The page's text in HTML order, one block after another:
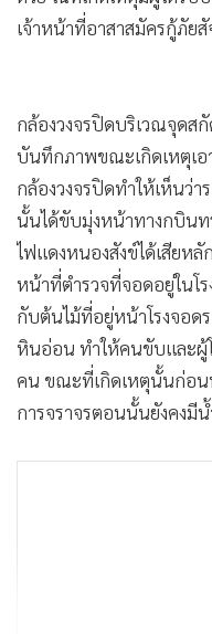
เจ้าหน้าที่อาสาสมัครกู้ภัย
กล้องวงจรปิดบริเวณจุดส
บันทึกภาพขณะเกิดเหตุเอ
กล้องวงจรปิดทำให้เห็นว่
นั้นได้ขับมุ่งหน้าทางกบิน
ไฟแดงหนองสังข์ได้เสียห
หน้าที่ตำรวจที่จอดอยู่ในโ
กับต้นไม้ที่อยู่หน้าโรงจอด
หินอ่อน ทำให้คนขับและผู้
คน ขณะที่เกิดเหตุนั้นก่อ
การจราจรตอนนั้นยังคงมี